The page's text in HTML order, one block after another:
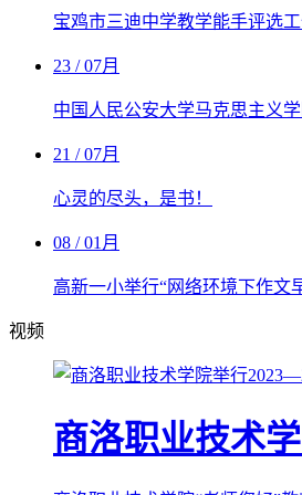
宝鸡市三迪中学教学能手评选
23 / 07月
中国人民公安大学马克思主义
21 / 07月
心灵的尽头，是书！
08 / 01月
高新一小举行“网络环境下作文
视频
商洛职业技术